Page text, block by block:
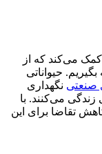
کمک می‌کند که از
حیواناتی
صنعتی نگهداری
می‌کنند. با
تقاضا برای این